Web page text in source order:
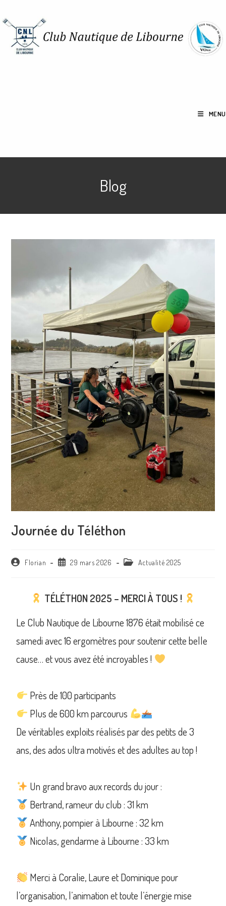
MENU
Blog
Journée du Téléthon
Florian 29 mars 2026 Actualité 2025
TÉLÉTHON 2025 – MERCI À TOUS !
Le Club Nautique de Libourne 1876 était mobilisé ce
samedi avec 16 ergomètres pour soutenir cette belle
cause… et vous avez été incroyables !
Près de 100 participants
Plus de 600 km parcourus
De véritables exploits réalisés par des petits de 3
ans, des ados ultra motivés et des adultes au top !
Un grand bravo aux records du jour :
Bertrand, rameur du club : 31 km
Anthony, pompier à Libourne : 32 km
Nicolas, gendarme à Libourne : 33 km
Merci à Coralie, Laure et Dominique pour
l’organisation, l’animation et toute l’énergie mise